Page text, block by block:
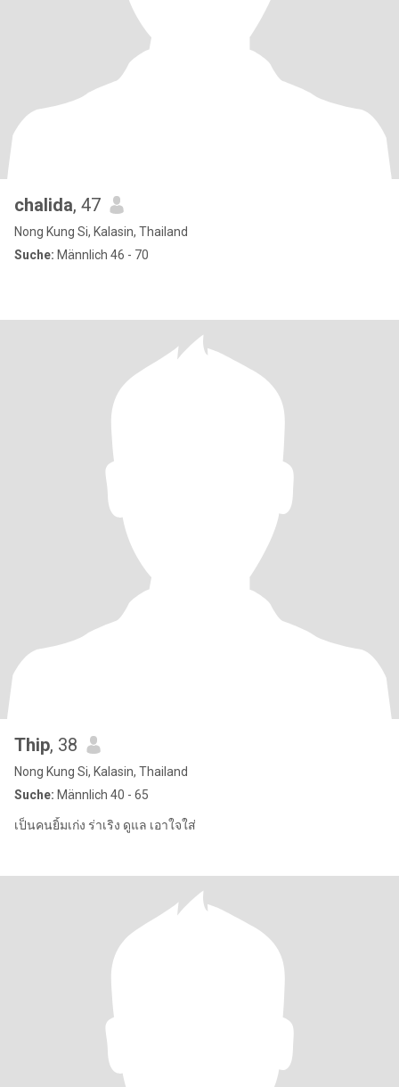
chalida, 47
Nong Kung Si, Kalasin, Thailand
Suche: Männlich 46 - 70
Thip, 38
Nong Kung Si, Kalasin, Thailand
Suche: Männlich 40 - 65
เป็นคนยิ้มเก่ง ร่าเริง ดูแล เอาใจใส่